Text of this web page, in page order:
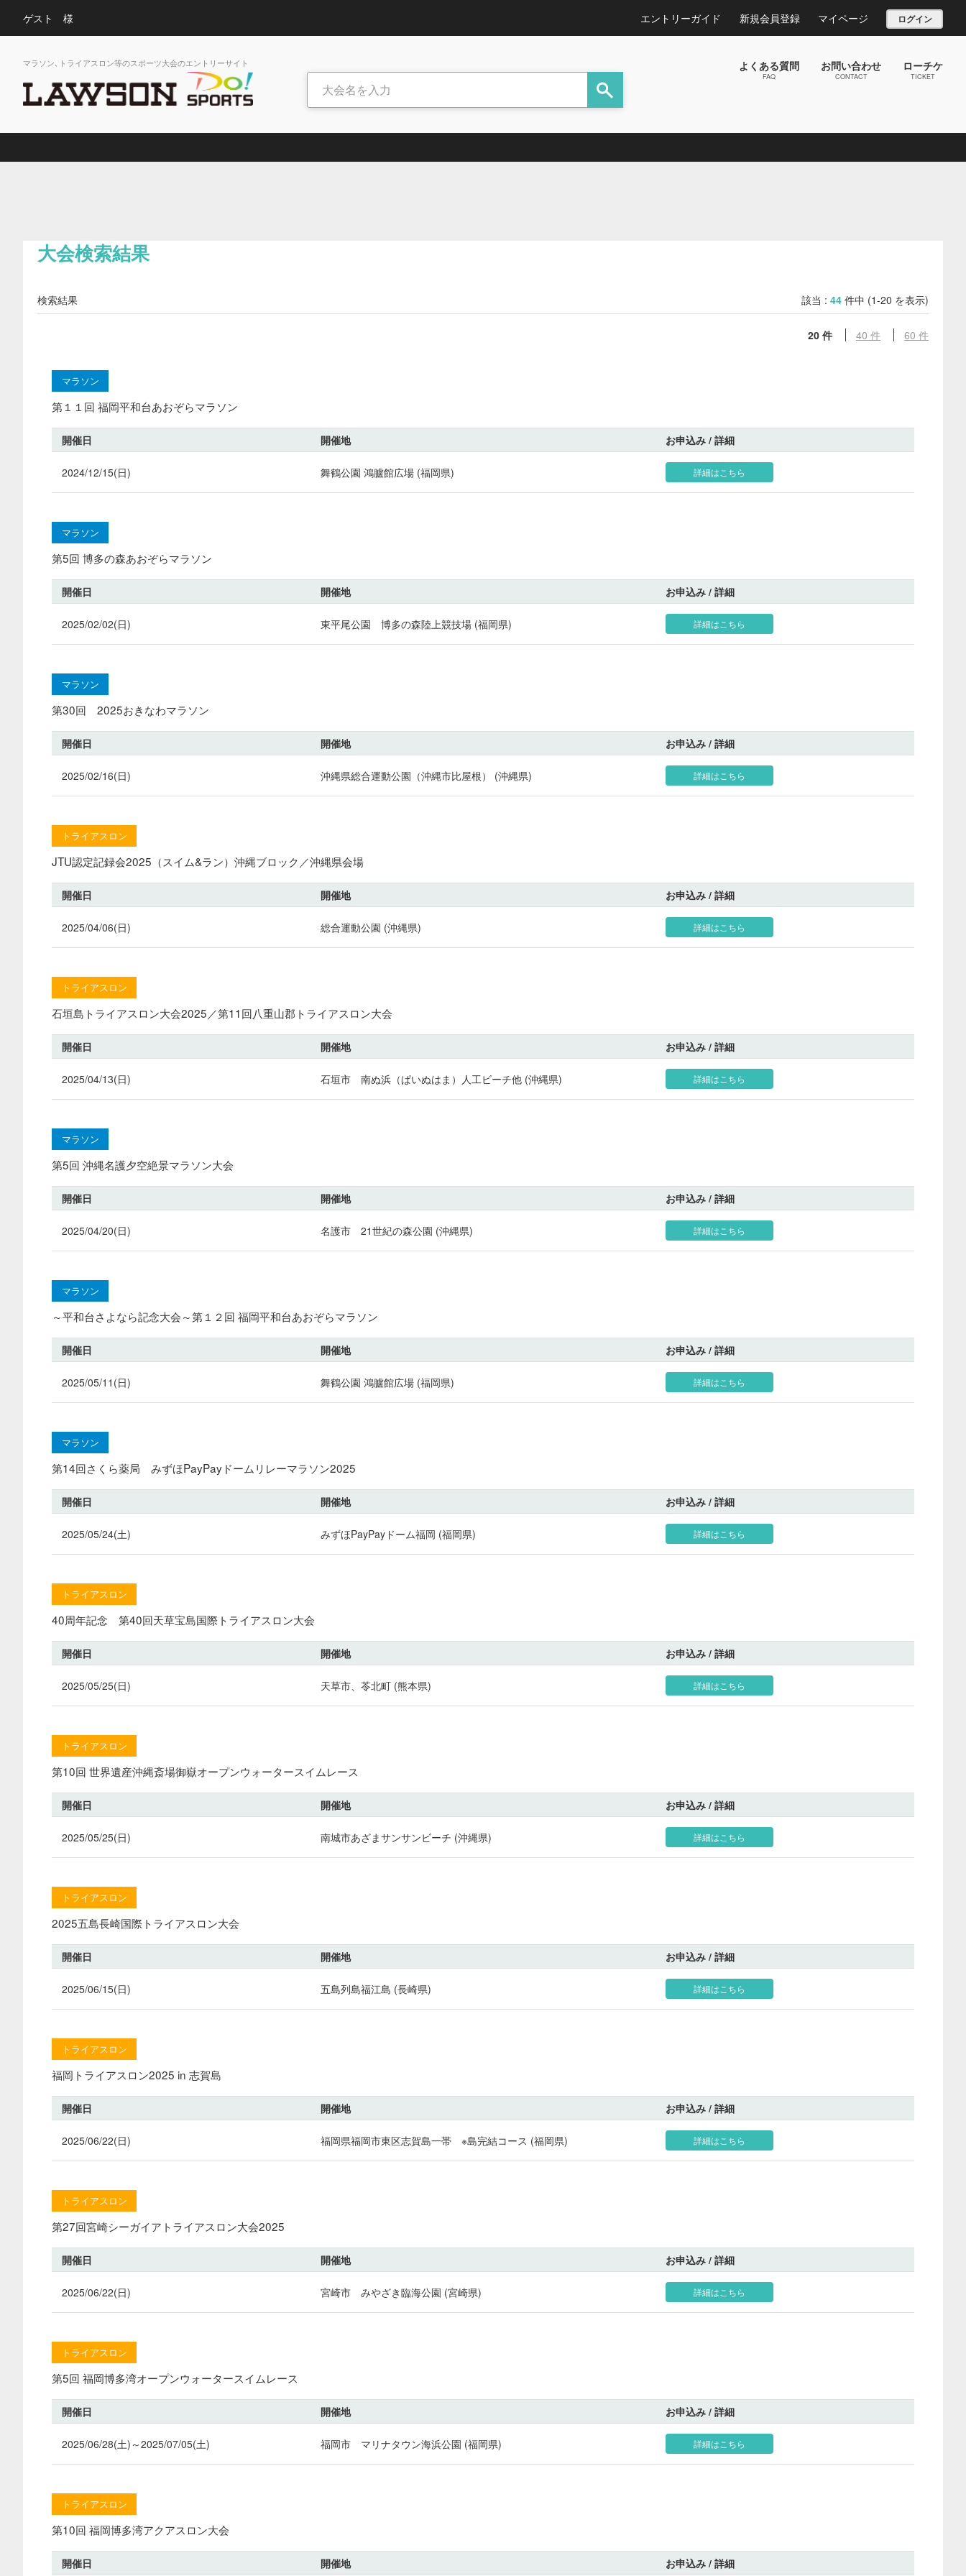
ゲスト 様 エントリーガイド 新規会員登録 マイページ ログイン
マラソン､トライアスロン等のスポーツ大会のエントリーサイト よくある質問
FAQ
お問い合わせ
CONTACT
ローチケ
TICKET
大会検索結果
検索結果 該当 : 44 件中 (1-20 を表示)
20 件 40 件 60 件
マラソン
第１１回 福岡平和台あおぞらマラソン
開催日 開催地 お申込み / 詳細
2024/12/15(日) 舞鶴公園 鴻臚館広場 (福岡県) 詳細はこちら
マラソン
第5回 博多の森あおぞらマラソン
開催日 開催地 お申込み / 詳細
2025/02/02(日) 東平尾公園 博多の森陸上競技場 (福岡県) 詳細はこちら
マラソン
第30回 2025おきなわマラソン
開催日 開催地 お申込み / 詳細
2025/02/16(日) 沖縄県総合運動公園（沖縄市比屋根） (沖縄県) 詳細はこちら
トライアスロン
JTU認定記録会2025（スイム&ラン）沖縄ブロック／沖縄県会場
開催日 開催地 お申込み / 詳細
2025/04/06(日) 総合運動公園 (沖縄県) 詳細はこちら
トライアスロン
石垣島トライアスロン大会2025／第11回八重山郡トライアスロン大会
開催日 開催地 お申込み / 詳細
2025/04/13(日) 石垣市 南ぬ浜（ぱいぬはま）人工ビーチ他 (沖縄県) 詳細はこちら
マラソン
第5回 沖縄名護夕空絶景マラソン大会
開催日 開催地 お申込み / 詳細
2025/04/20(日) 名護市 21世紀の森公園 (沖縄県) 詳細はこちら
マラソン
～平和台さよなら記念大会～第１２回 福岡平和台あおぞらマラソン
開催日 開催地 お申込み / 詳細
2025/05/11(日) 舞鶴公園 鴻臚館広場 (福岡県) 詳細はこちら
マラソン
第14回さくら薬局 みずほPayPayドームリレーマラソン2025
開催日 開催地 お申込み / 詳細
2025/05/24(土) みずほPayPayドーム福岡 (福岡県) 詳細はこちら
トライアスロン
40周年記念 第40回天草宝島国際トライアスロン大会
開催日 開催地 お申込み / 詳細
2025/05/25(日) 天草市、苓北町 (熊本県) 詳細はこちら
トライアスロン
第10回 世界遺産沖縄斎場御嶽オープンウォータースイムレース
開催日 開催地 お申込み / 詳細
2025/05/25(日) 南城市あざまサンサンビーチ (沖縄県) 詳細はこちら
トライアスロン
2025五島長崎国際トライアスロン大会
開催日 開催地 お申込み / 詳細
2025/06/15(日) 五島列島福江島 (長崎県) 詳細はこちら
トライアスロン
福岡トライアスロン2025 in 志賀島
開催日 開催地 お申込み / 詳細
2025/06/22(日) 福岡県福岡市東区志賀島一帯 ※島完結コース (福岡県) 詳細はこちら
トライアスロン
第27回宮崎シーガイアトライアスロン大会2025
開催日 開催地 お申込み / 詳細
2025/06/22(日) 宮崎市 みやざき臨海公園 (宮崎県) 詳細はこちら
トライアスロン
第5回 福岡博多湾オープンウォータースイムレース
開催日 開催地 お申込み / 詳細
2025/06/28(土)～2025/07/05(土) 福岡市 マリナタウン海浜公園 (福岡県) 詳細はこちら
トライアスロン
第10回 福岡博多湾アクアスロン大会
開催日 開催地 お申込み / 詳細